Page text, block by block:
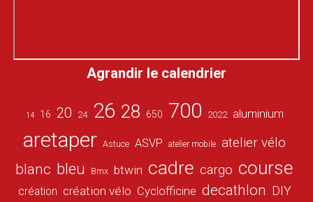
Agrandir le calendrier
14 16 20 24 26 28 650 700 2022 aluminium
aretaper Astuce ASVP atelier mobile atelier vélo
blanc bleu Bmx btwin cadre cargo course
création création vélo Cyclofficine decathlon DIY